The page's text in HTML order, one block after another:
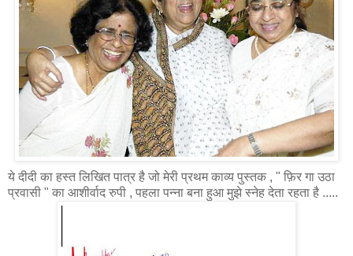
ये दीदी का हस्त लिखित पात्र है जो मेरी प्रथम काव्य पुस्तक , " फ़िर गा उठा
प्रवासी " का आशीर्वाद रुपी , पहला पन्ना बना हुआ मुझे स्नेह देता रहता है .....